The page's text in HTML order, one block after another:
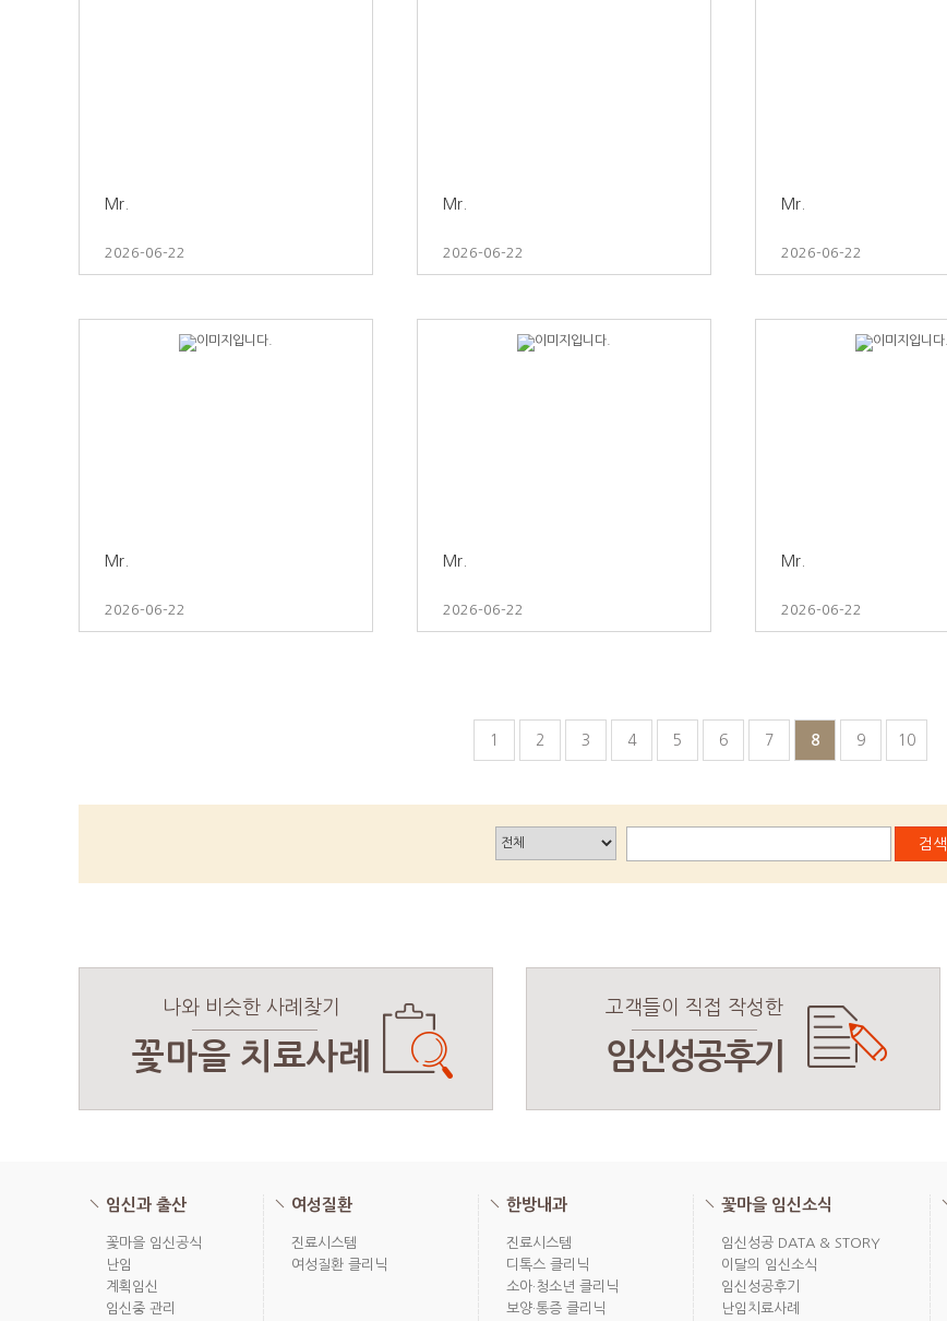
Mr.
2026-06-22
Mr.
2026-06-22
Mr.
2026-06-22
Mr.
2026-06-22
Mr.
2026-06-22
Mr.
2026-06-22
1 2 3 4 5 6 7 8 9 10
검색
나와 비슷한 사례찾기
꽃마을 치료사례
고객들이 직접 작성한
임신성공후기
임신과 출산
꽃마을 임신공식
난임
계획임신
임신중 관리
여성질환
진료시스템
여성질환 클리닉
한방내과
진료시스템
디톡스 클리닉
소아·청소년 클리닉
보양·통증 클리닉
꽃마을 임신소식
임신성공 DATA & STORY
이달의 임신소식
임신성공후기
난임치료사례